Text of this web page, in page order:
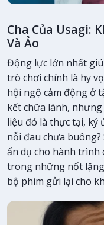
Cha Của Usagi:
Và Ảo
Động lực lớn nhất
trò chơi chính là hy
hội ngộ cảm động ở
kết chữa lành,
liệu đó là thực tại, ký
nỗi đau chưa
ẩn dụ cho hành trình
trong những nốt
bộ phim gửi lại cho